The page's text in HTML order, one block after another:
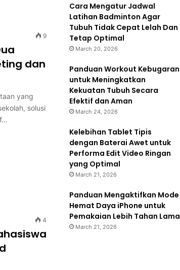
9
dan
yang
solusi
4
Cara Mengatur Jadwal
Latihan Badminton Agar
Tubuh Tidak Cepat Lelah Dan
Tetap Optimal
March 20, 2026
Panduan Workout Kebugaran
untuk Meningkatkan
Kekuatan Tubuh Secara
Efektif dan Aman
March 24, 2026
Kelebihan Tablet Tipis
dengan Baterai Awet untuk
Performa Edit Video Ringan
yang Optimal
March 21, 2026
Panduan Mengaktifkan Mode
Hemat Daya iPhone untuk
Pemakaian Lebih Tahan Lama
March 21, 2026